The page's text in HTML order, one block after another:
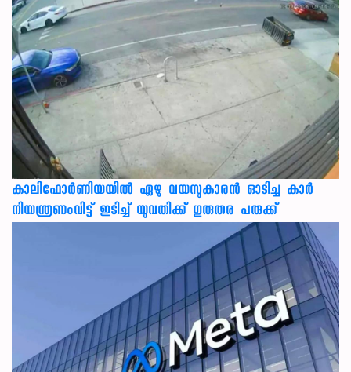
കാലിഫോര്‍ണിയയില്‍ ഏഴു വയസുകാരന്‍ ഓടിച്ച കാര്‍
നിയന്ത്രണംവിട്ട് ഇടിച്ച് യുവതിക്ക് ഗുരുതര പരുക്ക്